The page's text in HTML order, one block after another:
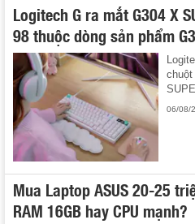
Logitech G ra mắt G304 X
98 thuộc dòng sản phẩm
chuột
06/08/
Mua Laptop ASUS 20-25
RAM 16GB hay CPU mạnh?